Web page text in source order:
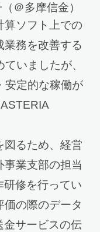
＠多摩信金）
算ソフト上での
業務を改善する
いましたが、
安定的な稼働が
図るため、経営
事業支部の担当
修を行ってい
価の際のデータ
金サービスの伝